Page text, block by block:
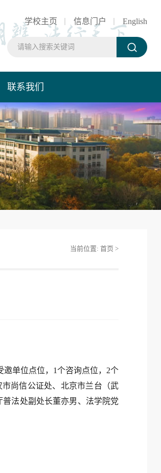
学校主页 信息门户 English
联系我们
当前位置:首页 >
单位点位，1个咨询点位，2个
尚信公证处、北京市兰台（武
法处副处长董亦男、法学院党